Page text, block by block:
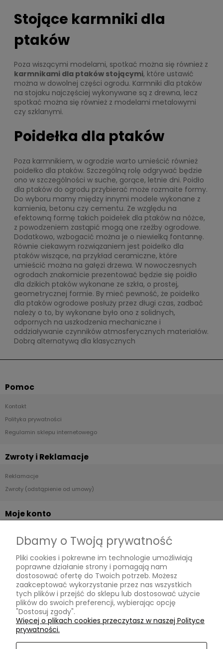
Stojące karmniki dla
ptaków
Poza wiszącymi modelami, spotkać można się również z
karmnikami dla ptaków stojącymi, które ustawić
można w dowolnej części ogrodu. Karmniki dla ptaków
na stojaku najczęściej wykonywane są z drewna, lecz
spotkać można się również z modelami metalowymi
czy szklanymi.
Poidełka dla ptaków
Poza karmnikiem, w ogrodzie warto umieścić również
poidełko dla ptaków. Szczególną rolę odgrywać będzie
ono w szczególności w suche, gorące, letnie dni. Poidło
dla ptaków do ogrodu przybierać może rozmaite formy.
Do wyboru mamy między innymi modele wykonane z
kamienia, betonu czy cementu. Ze względu na
efektowną formę takich poidełek dla ptaków na nóżce,
z powodzeniem zastąpić mogą one rzeźby ogrodowe.
Dodatkowo, wzbogacić można je o niewielką fontannę.
Równie ciekawym rozwiązaniem jest poidełko dla
ptaków wiszące, na przykład ceramiczne, które
umieścić można na gałęzi drzewa. W nowoczesnych
ogrodach znakomicie prezentować będzie się poidło
dla dzikich ptaków wykonane ze szkła, o prostej,
geometrycznej formie. By mieć pewność, że poidełko
dla ptaków ogrodowe posłuży przez długi czas, zadbać
należy o to, by wykonane było ono z solidnych,
odpornych na uszkodzenia mechaniczne i
oddziaływanie czynników atmosferycznych materiałów.
Dobrą alternatywą dla klasycznych
Pomoc
Kontakt
Polityka prywatności
Regulamin sklepu internetowego
Zwroty i Reklamacje
Reklamacje
Zwroty (odstąpienie od umowy)
Moje konto
Ustawienia konta
Przechowalnia
Płatności i dostawa
Dostawa i płatność
Dodatkowe informacje
Dbamy o Twoją prywatność
Pliki cookies i pokrewne im technologie umożliwiają
poprawne działanie strony i pomagają nam
dostosować ofertę do Twoich potrzeb. Możesz
zaakceptować wykorzystanie przez nas wszystkich
tych plików i przejść do sklepu lub dostosować użycie
plików do swoich preferencji, wybierając opcję
"Dostosuj zgody".
Więcej o plikach cookies przeczytasz w naszej Polityce
prywatności.